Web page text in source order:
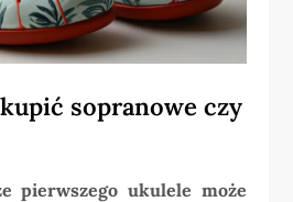
sopranowe czy
pierwszego ukulele może